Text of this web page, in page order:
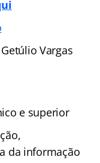
Vargas
e superior
da informação